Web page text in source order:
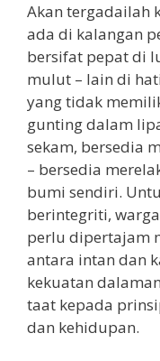
Akan tergadailah
ada di kalangan
bersifat pepat di
mulut – lain di
yang tidak
gunting dalam
sekam, bersedia
– bersedia
bumi sendiri.
berintegriti,
perlu dipertajam
antara intan dan
kekuatan
taat kepada
dan kehidupan.